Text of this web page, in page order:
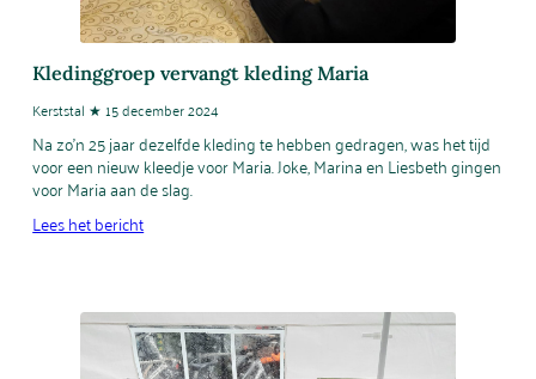
Kledinggroep vervangt kleding Maria
Kerststal ★ 15 december 2024
Na zo’n 25 jaar dezelfde kleding te hebben gedragen, was het tijd
voor een nieuw kleedje voor Maria. Joke, Marina en Liesbeth gingen
voor Maria aan de slag.
Lees het bericht